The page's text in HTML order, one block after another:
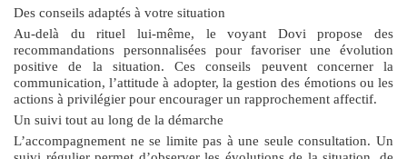
Des conseils adaptés à votre situation
Au-delà du rituel lui-même, le voyant Dovi propose des
recommandations personnalisées pour favoriser une évolution
positive de la situation. Ces conseils peuvent concerner la
communication, l’attitude à adopter, la gestion des émotions ou les
actions à privilégier pour encourager un rapprochement affectif.
Un suivi tout au long de la démarche
L’accompagnement ne se limite pas à une seule consultation. Un